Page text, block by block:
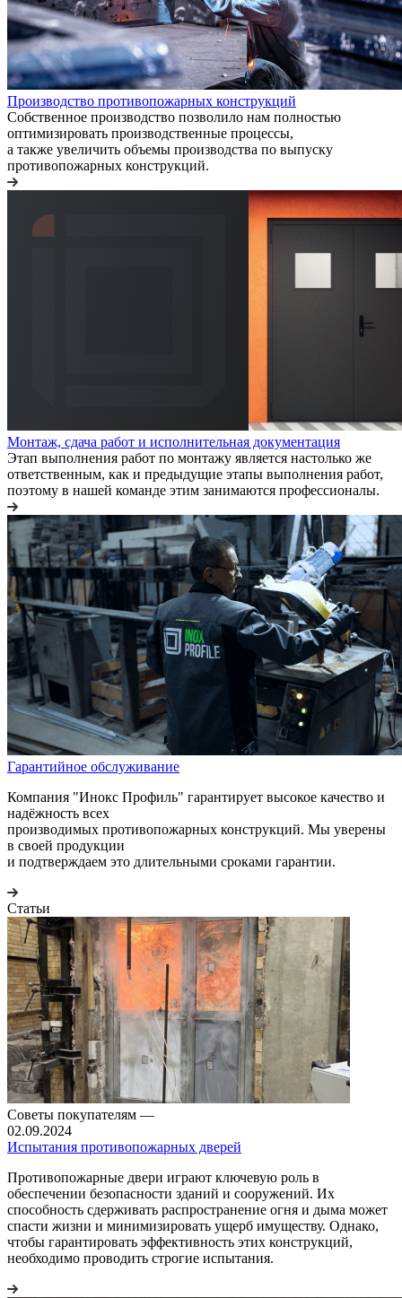
Производство противопожарных конструкций
Собственное производство позволило нам полностью
оптимизировать производственные процессы,
а также увеличить объемы производства по выпуску
противопожарных конструкций.
Монтаж, сдача работ и исполнительная документация
Этап выполнения работ по монтажу является настолько же
ответственным, как и предыдущие этапы выполнения работ,
поэтому в нашей команде этим занимаются профессионалы.
Гарантийное обслуживание
Компания "Инокс Профиль" гарантирует высокое качество и
надёжность всех
производимых противопожарных конструкций. Мы уверены
в своей продукции
и подтверждаем это длительными сроками гарантии.
Статьи
Советы покупателям —
02.09.2024
Испытания противопожарных дверей
Противопожарные двери играют ключевую роль в
обеспечении безопасности зданий и сооружений. Их
способность сдерживать распространение огня и дыма может
спасти жизни и минимизировать ущерб имуществу. Однако,
чтобы гарантировать эффективность этих конструкций,
необходимо проводить строгие испытания.